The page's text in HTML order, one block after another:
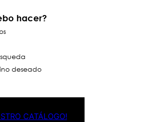
hacer?
deseado
CATÁLOGO!